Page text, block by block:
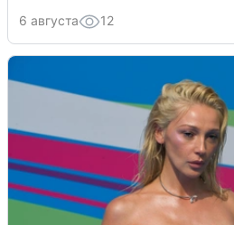
6 августа 12